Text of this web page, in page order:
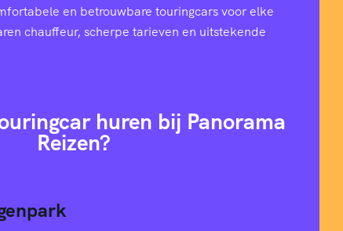
en betrouwbare touringcars voor elke
chauffeur, scherpe tarieven en uitstekende
huren bij Panorama
Reizen?